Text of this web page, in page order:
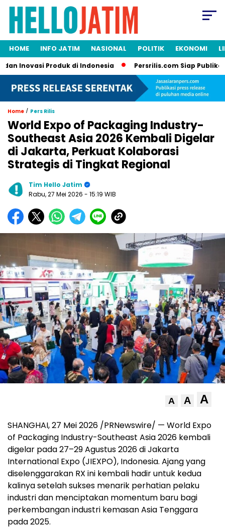
HOME INFO JATIM NASIONAL POLITIK EKONOMI
Inovasi Produk di Indonesia Persrilis.com Siap
Home / Pers Rilis
World Expo of Packaging Industry-
Southeast Asia 2026 Kembali Digelar
di Jakarta, Perkuat Kolaborasi
Strategis di Tingkat Regional
Tim Hello Jatim
Rabu, 27 Mei 2026 - 15:19 WIB
A A A
SHANGHAI, 27 Mei 2026 /PRNewswire/ — World Expo
of Packaging Industry-Southeast Asia 2026 kembali
digelar pada 27–29 Agustus 2026 di Jakarta
International Expo (JIEXPO), Indonesia. Ajang yang
diselenggarakan RX ini kembali hadir untuk kedua
kalinya setelah sukses menarik perhatian pelaku
industri dan menciptakan momentum baru bagi
perkembangan industri kemasan Asia Tenggara
pada 2025.